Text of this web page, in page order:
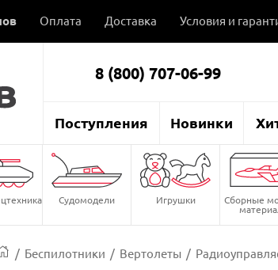
Оплата Доставка Условия и
8 (800) 707-06-99
Поступления Новинки
Судомодели Игрушки Сборные
/ Беспилотники / Вертолеты /